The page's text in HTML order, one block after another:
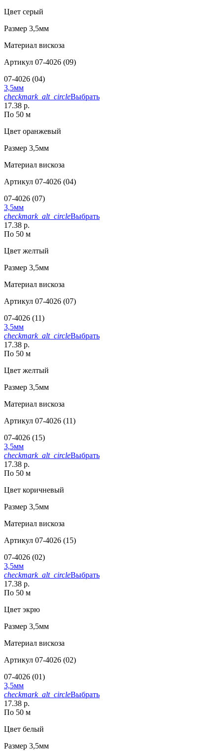
Цвет серый
Размер 3,5мм
Материал вискоза
Артикул 07-4026 (09)
07-4026 (04)
3,5мм
checkmark_alt_circleВыбрать
17.38 р.
По 50 м
Цвет оранжевый
Размер 3,5мм
Материал вискоза
Артикул 07-4026 (04)
07-4026 (07)
3,5мм
checkmark_alt_circleВыбрать
17.38 р.
По 50 м
Цвет желтый
Размер 3,5мм
Материал вискоза
Артикул 07-4026 (07)
07-4026 (11)
3,5мм
checkmark_alt_circleВыбрать
17.38 р.
По 50 м
Цвет желтый
Размер 3,5мм
Материал вискоза
Артикул 07-4026 (11)
07-4026 (15)
3,5мм
checkmark_alt_circleВыбрать
17.38 р.
По 50 м
Цвет коричневый
Размер 3,5мм
Материал вискоза
Артикул 07-4026 (15)
07-4026 (02)
3,5мм
checkmark_alt_circleВыбрать
17.38 р.
По 50 м
Цвет экрю
Размер 3,5мм
Материал вискоза
Артикул 07-4026 (02)
07-4026 (01)
3,5мм
checkmark_alt_circleВыбрать
17.38 р.
По 50 м
Цвет белый
Размер 3,5мм